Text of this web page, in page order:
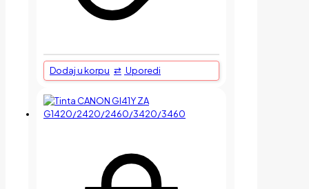
Dodaj u korpu Uporedi